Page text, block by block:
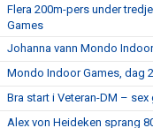
Flera 200m-pers under
Games
Johanna vann Mondo
Mondo Indoor Games, dag
Bra start i Veteran-DM –
Alex von Heideken sprang